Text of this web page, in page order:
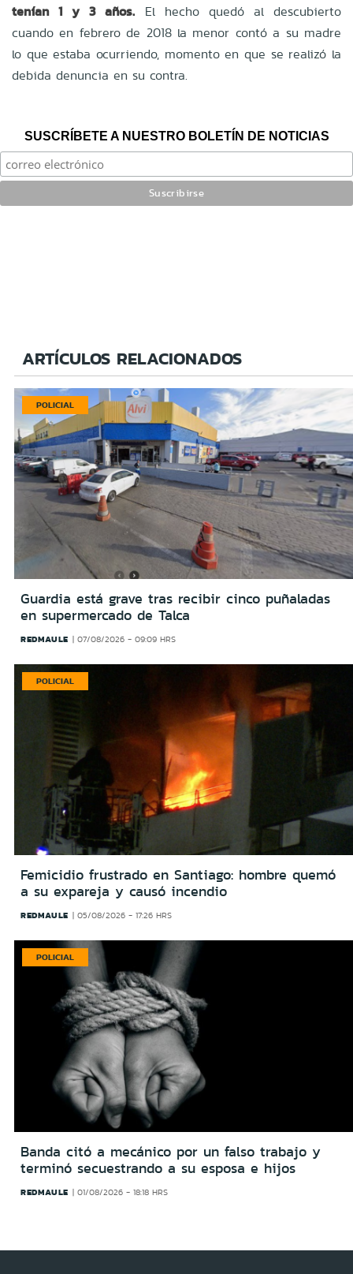
tenían 1 y 3 años. El hecho quedó al descubierto
cuando en febrero de 2018 la menor contó a su madre
lo que estaba ocurriendo, momento en que se realizó la
debida denuncia en su contra.
SUSCRÍBETE A NUESTRO BOLETÍN DE NOTICIAS
ARTÍCULOS RELACIONADOS
POLICIAL
Guardia está grave tras recibir cinco puñaladas
en supermercado de Talca
REDMAULE 07/08/2026 - 09:09 HRS
POLICIAL
Femicidio frustrado en Santiago: hombre quemó
a su expareja y causó incendio
REDMAULE 05/08/2026 - 17:26 HRS
POLICIAL
Banda citó a mecánico por un falso trabajo y
terminó secuestrando a su esposa e hijos
REDMAULE 01/08/2026 - 18:18 HRS